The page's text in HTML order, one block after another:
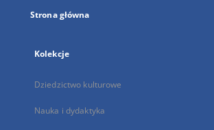
Strona główna
Kolekcje
Dziedzictwo kulturowe
Nauka i dydaktyka